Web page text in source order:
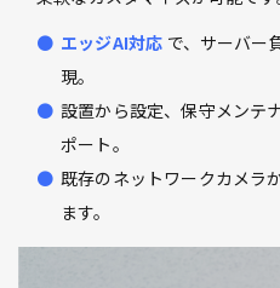
エッジAI対応 で、サーバー
現。
設置から設定、保守メンテ
ポート。
既存のネットワークカメラ
ます。